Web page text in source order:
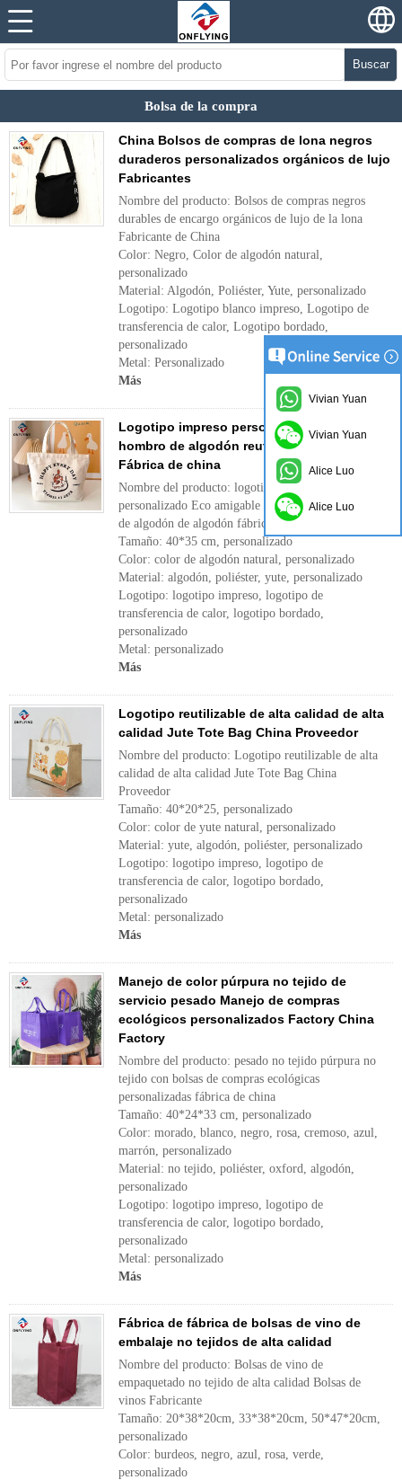
Buscar
Bolsa de la compra
China Bolsos de compras de lona negros
duraderos personalizados orgánicos de lujo
Fabricantes
Nombre del producto: Bolsos de compras negros
durables de encargo orgánicos de lujo de la lona
Fabricante de China
Color: Negro, Color de algodón natural,
personalizado
Material: Algodón, Poliéster, Yute, personalizado
Logotipo: Logotipo blanco impreso, Logotipo de
transferencia de calor, Logotipo bordado,
personalizado
Metal: Personalizado
Más
Logotipo impreso personalizado Bag de
hombro de algodón reutilizable ecológico
Fábrica de china
Nombre del producto: logotipo impreso
personalizado Eco amigable con bolso de hombro
de algodón de algodón fábrica de china
Tamaño: 40*35 cm, personalizado
Color: color de algodón natural, personalizado
Material: algodón, poliéster, yute, personalizado
Logotipo: logotipo impreso, logotipo de
transferencia de calor, logotipo bordado,
personalizado
Metal: personalizado
Más
Logotipo reutilizable de alta calidad de alta
calidad Jute Tote Bag China Proveedor
Nombre del producto: Logotipo reutilizable de alta
calidad de alta calidad Jute Tote Bag China
Proveedor
Tamaño: 40*20*25, personalizado
Color: color de yute natural, personalizado
Material: yute, algodón, poliéster, personalizado
Logotipo: logotipo impreso, logotipo de
transferencia de calor, logotipo bordado,
personalizado
Metal: personalizado
Más
Manejo de color púrpura no tejido de
servicio pesado Manejo de compras
ecológicos personalizados Factory China
Factory
Nombre del producto: pesado no tejido púrpura no
tejido con bolsas de compras ecológicas
personalizadas fábrica de china
Tamaño: 40*24*33 cm, personalizado
Color: morado, blanco, negro, rosa, cremoso, azul,
marrón, personalizado
Material: no tejido, poliéster, oxford, algodón,
personalizado
Logotipo: logotipo impreso, logotipo de
transferencia de calor, logotipo bordado,
personalizado
Metal: personalizado
Más
Fábrica de fábrica de bolsas de vino de
embalaje no tejidos de alta calidad
Nombre del producto: Bolsas de vino de
empaquetado no tejido de alta calidad Bolsas de
vinos Fabricante
Tamaño: 20*38*20cm, 33*38*20cm, 50*47*20cm,
personalizado
Color: burdeos, negro, azul, rosa, verde,
personalizado
Vivian Yuan
Vivian Yuan
Alice Luo
Alice Luo